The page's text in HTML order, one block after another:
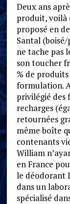
Deux ans
produit, voilà
proposé en
Santal
ne tache pas
son toucher
% de
formulation.
privilégié des
recharges
retournées
même boîte
contenants
William
en France
le déodorant
dans un
spécialisé